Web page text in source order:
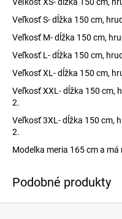
Veľkosť S- dĺžka 150 cm,
Veľkosť M- dĺžka 150 cm,
Veľkosť L- dĺžka 150 cm,
Veľkosť XL- dĺžka 150 cm,
Veľkosť XXL- dĺžka 150 cm,
2.
Veľkosť 3XL- dĺžka 150 cm,
2.
Modelka meria 165 cm a má